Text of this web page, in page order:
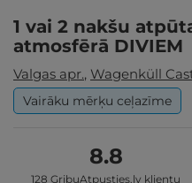
1 vai 2 nakšu
atmosfērā DIVIEM
Valgas apr., Wagenküll
Vairāku mērķu ceļazīme
8.8
128 GribuAtpusties.lv klientu